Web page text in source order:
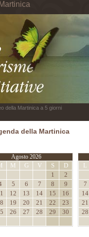
della Martinica a 5 giorni
della Martinica
Agosto 2026
M G V S
D
1
2
5 6 7 8
9
12 13 14 15
16
19 20 21 22
23
26 27 28 29
30
L
7
14
21
28